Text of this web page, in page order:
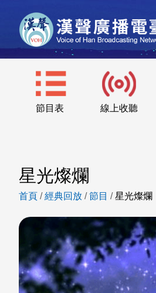
節目表 線上收聽
星光燦爛
首頁 /經典回放 /節目 /星光燦爛